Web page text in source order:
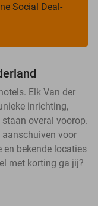
Social Deal-
Elk Van der
inrichting,
overal voorop.
aanschuiven voor
en bekende locaties
met korting ga jij?